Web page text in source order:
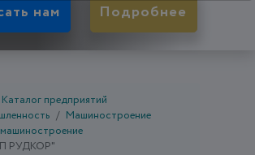
нам Подробнее
Каталог предприятий
Машиностроение
РУДКОР"